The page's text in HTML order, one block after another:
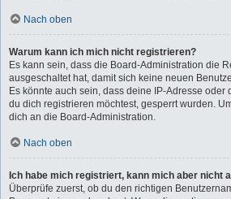
Nach oben
Warum kann ich mich nicht registrieren?
Es kann sein, dass die Board-Administration die
ausgeschaltet hat, damit sich keine neuen
Es könnte auch sein, dass deine IP-Adresse oder
du dich registrieren möchtest, gesperrt wurden.
dich an die Board-Administration.
Nach oben
Ich habe mich registriert, kann mich aber nicht
Überprüfe zuerst, ob du den richtigen